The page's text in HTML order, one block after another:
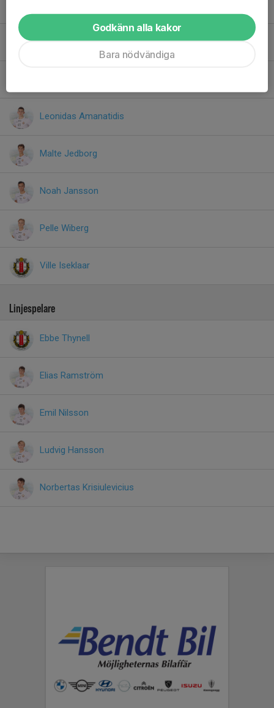
Hannes Nyberg
Leonidas Amanatidis
Malte Jedborg
Noah Jansson
Pelle Wiberg
Ville Iseklaar
Linjespelare
Ebbe Thynell
Elias Ramström
Emil Nilsson
Ludvig Hansson
Norbertas Krisiulevicius
Godkänn alla kakor
Bara nödvändiga